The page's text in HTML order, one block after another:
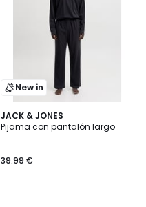
New in
JACK & JONES
Pijama con pantalón largo
39.99 €